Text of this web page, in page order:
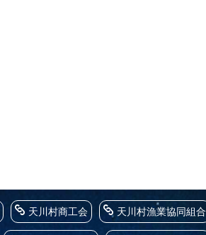
天川村漁業協同組合
天川村商工会